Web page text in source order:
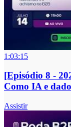
1:03:15
[Episódio 8 -
Como IA e
Assistir